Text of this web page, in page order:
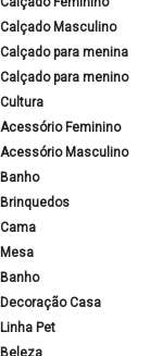
Calçado Masculino
Calçado para menina
Calçado para menino
Cultura
Acessório Feminino
Acessório Masculino
Banho
Brinquedos
Cama
Mesa
Banho
Decoração Casa
Linha Pet
Beleza